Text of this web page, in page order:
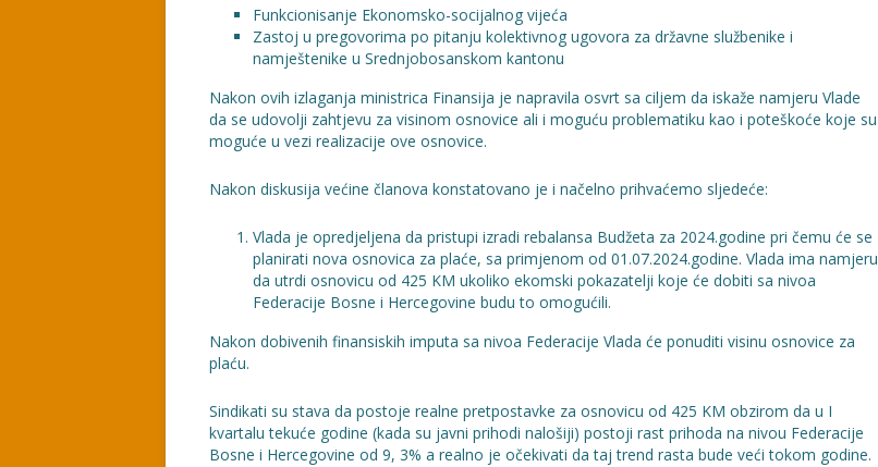
Funkcionisanje Ekonomsko-socijalnog vijeća
Zastoj u pregovorima po pitanju kolektivnog ugovora za državne službenike i
namještenike u Srednjobosanskom kantonu
Nakon ovih izlaganja ministrica Finansija je napravila osvrt sa ciljem da iskaže namjeru Vlade
da se udovolji zahtjevu za visinom osnovice ali i moguću problematiku kao i poteškoće koje su
moguće u vezi realizacije ove osnovice.
Nakon diskusija većine članova konstatovano je i načelno prihvaćemo sljedeće:
Vlada je opredjeljena da pristupi izradi rebalansa Budžeta za 2024.godine pri čemu će se
planirati nova osnovica za plaće, sa primjenom od 01.07.2024.godine. Vlada ima namjeru
da utrdi osnovicu od 425 KM ukoliko ekomski pokazatelji koje će dobiti sa nivoa
Federacije Bosne i Hercegovine budu to omogućili.
Nakon dobivenih finansiskih imputa sa nivoa Federacije Vlada će ponuditi visinu osnovice za
plaću.
Sindikati su stava da postoje realne pretpostavke za osnovicu od 425 KM obzirom da u I
kvartalu tekuće godine (kada su javni prihodi nalošiji) postoji rast prihoda na nivou Federacije
Bosne i Hercegovine od 9, 3% a realno je očekivati da taj trend rasta bude veći tokom godine.